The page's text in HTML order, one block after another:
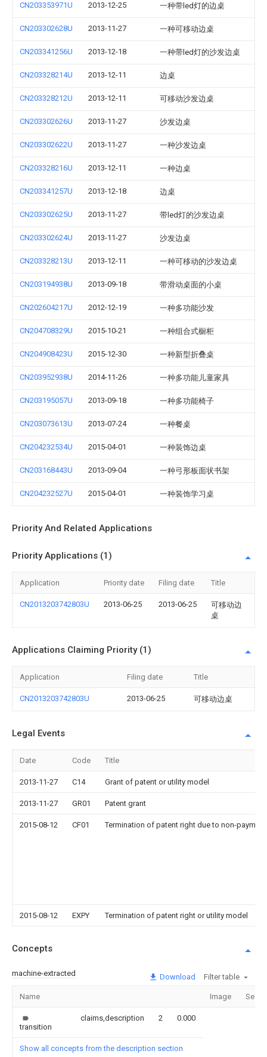
CN203353971U 2013-12-25 一种带led灯的边桌
CN203302628U 2013-11-27 一种可移动边桌
CN203341256U 2013-12-18 一种带led灯的沙发边桌
CN203328214U 2013-12-11 边桌
CN203328212U 2013-12-11 可移动沙发边桌
CN203302626U 2013-11-27 沙发边桌
CN203302622U 2013-11-27 一种沙发边桌
CN203328216U 2013-12-11 一种边桌
CN203341257U 2013-12-18 边桌
CN203302625U 2013-11-27 带led灯的沙发边桌
CN203302624U 2013-11-27 沙发边桌
CN203328213U 2013-12-11 一种可移动的沙发边桌
CN203194938U 2013-09-18 带滑动桌面的小桌
CN202604217U 2012-12-19 一种多功能沙发
CN204708329U 2015-10-21 一种组合式橱柜
CN204908423U 2015-12-30 一种新型折叠桌
CN203952938U 2014-11-26 一种多功能儿童家具
CN203195057U 2013-09-18 一种多功能椅子
CN203073613U 2013-07-24 一种餐桌
CN204232534U 2015-04-01 一种装饰边桌
CN203168443U 2013-09-04 一种弓形板面状书架
CN204232527U 2015-04-01 一种装饰学习桌
Priority And Related Applications
Priority Applications (1)
Application Priority date Filing date Title
CN2013203742803U 2013-06-25 2013-06-25
可移动边
桌
Applications Claiming Priority (1)
Application Filing date Title
CN2013203742803U 2013-06-25 可移动边桌
Legal Events
Date Code Title
2013-11-27 C14 Grant of patent or utility model
2013-11-27 GR01 Patent grant
2015-08-12 CF01 Termination of patent right due to non-
2015-08-12 EXPY Termination of patent right or utility model
Concepts
machine-extracted Download Filter table
Name Image
transition
claims,description 2 0.000
Show all concepts from the description section